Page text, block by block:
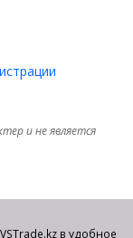
и не является
в удобное